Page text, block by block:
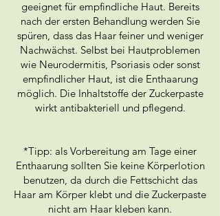
geeignet für empfindliche Haut. Bereits
nach der ersten Behandlung werden Sie
spüren, dass das Haar feiner und weniger
Nachwächst. Selbst bei Hautproblemen
wie Neurodermitis, Psoriasis oder sonst
empfindlicher Haut, ist die Enthaarung
möglich. Die Inhaltstoffe der Zuckerpaste
wirkt antibakteriell und pflegend.
*Tipp: als Vorbereitung am Tage einer
Enthaarung sollten Sie keine Körperlotion
benutzen, da durch die Fettschicht das
Haar am Körper klebt und die Zuckerpaste
nicht am Haar kleben kann.